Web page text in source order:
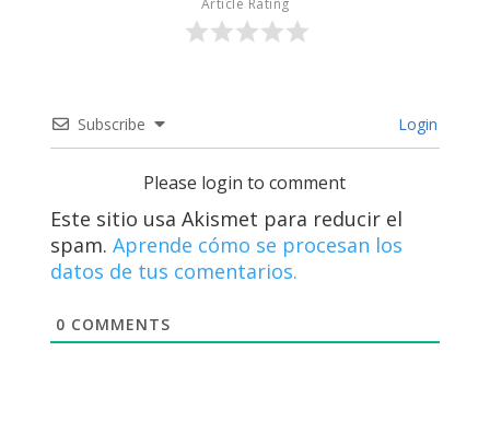
Article Rating
Subscribe Login
Please login to comment
Este sitio usa Akismet para reducir el
spam. Aprende cómo se procesan los
datos de tus comentarios.
0 COMMENTS